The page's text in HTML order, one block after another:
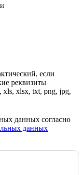
если
реквизиты
xlsx, txt, png, jpg,
данных согласно
данных